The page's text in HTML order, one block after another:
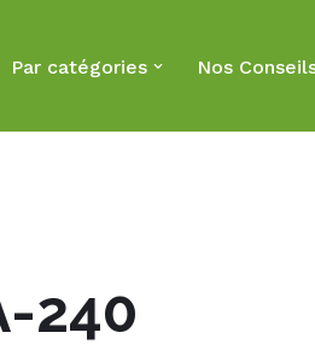
Par catégories Nos
240